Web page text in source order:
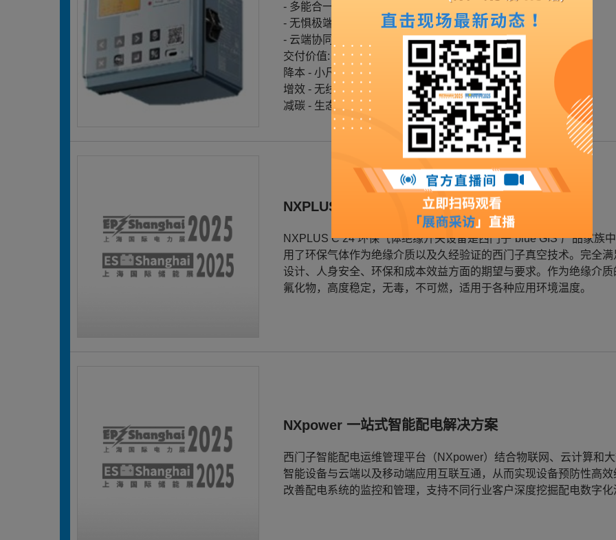
- 多能合一，小身材，大能量
- 无惧极端，获碳足迹认证的硬核绿色
- 云端协同，专家随时在你身边
交付价值:
降本 - 小尺寸、轻量化、低功耗节省空间和能耗
增效 - 无线组态、现场诊断，精准决策近在咫尺
减碳 - 生态设计、低碳制造，助力绿色电网建设
NXPLUS C 24 - blue GIS 环保气体绝缘开关设备
NXPLUS C 24 环保气体绝缘开关设备是西门子“blue GIS”产品家族
用了环保气体作为绝缘介质以及久经验证的西门子真空技术。完全
设计、人身安全、环保和成本效益方面的期望与要求。作为绝缘介
氟化物，高度稳定，无毒，不可燃，适用于各种应用环境温度。
NXpower 一站式智能配电解决方案
西门子智能配电运维管理平台（NXpower）结合物联网、云计算和
智能设备与云端以及移动端应用互联互通，从而实现设备预防性高
改善配电系统的监控和管理，支持不同行业客户深度挖掘配电数字化